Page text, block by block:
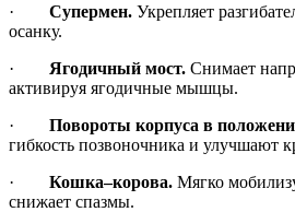
· Супермен. Укрепляет
осанку.
· Ягодичный мост. Снимает
активируя ягодичные мышцы.
· Повороты корпуса в
гибкость позвоночника и улучшают
· Кошка–корова. Мягко
снижает спазмы.